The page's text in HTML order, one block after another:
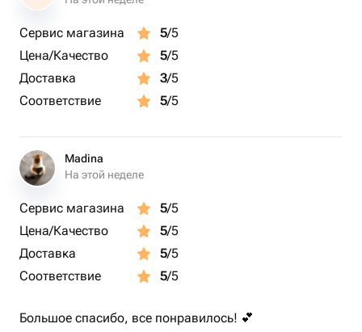
независимо от пола, возраста и социального статуса.
Заказав корзину с фруктами в Buyr Flowers, вы
проявите внимание к родным и близким, подарите им
заказов осуществляется в Ереване и Ереванской
области..
Сервис магазина 5/5
Цена/Качество
5/5
Доставка
3/5
Соответствие
5/5
Madina
На этой неделе
Сервис магазина 5/5
Цена/Качество
5/5
Доставка
5/5
Соответствие
5/5
Большое спасибо, все понравилось! 💕